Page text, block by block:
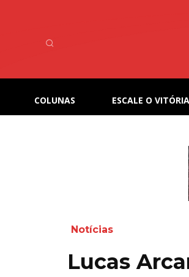
COLUNAS ESCALE O VITÓRIA
Notícias
Lucas